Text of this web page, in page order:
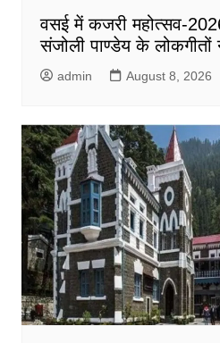
वसई में कजरी महोत्सव-
संजोली पाण्डेय के लोकगीतों
admin August 8, 2026